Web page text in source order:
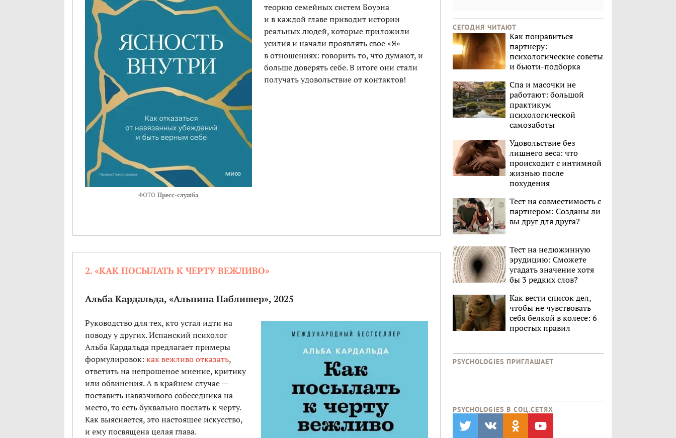
ФОТО Пресс-служба
теорию семейных систем Боуэна
и в каждой главе приводит истории
реальных людей, которые приложили
усилия и начали проявлять свое «Я»
в отношениях: говорить то, что думают, и
больше доверять себе. В итоге они стали
получать удовольствие от контактов!
2. «КАК ПОСЫЛАТЬ К ЧЕРТУ ВЕЖЛИВО»
Альба Кардальда, «Альпина Паблишер», 2025
Руководство для тех, кто устал идти на
поводу у других. Испанский психолог
Альба Кардальда предлагает примеры
формулировок: как вежливо отказать,
ответить на непрошеное мнение, критику
или обвинения. А в крайнем случае —
поставить навязчивого собеседника на
место, то есть буквально послать к черту.
Как выясняется, это настоящее искусство,
и ему посвящена целая глава.
СЕГОДНЯ ЧИТАЮТ
Как понравиться
партнеру:
психологические советы
и бьюти-подборка
Спа и масочки не
работают: большой
практикум
психологической
самозаботы
Удовольствие без
лишнего веса: что
происходит с интимной
жизнью после
похудения
Тест на совместимость с
партнером: Созданы ли
вы друг для друга?
Тест на недюжинную
эрудицию: Сможете
угадать значение хотя
бы 3 редких слов?
Как вести список дел,
чтобы не чувствовать
себя белкой в колесе: 6
простых правил
PSYCHOLOGIES ПРИГЛАШАЕТ
PSYCHOLOGIES В CОЦ.СЕТЯХ